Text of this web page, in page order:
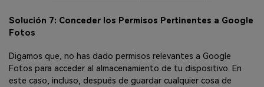
Solución 7: Conceder los Permisos Pertinentes a Google
Fotos
Digamos que, no has dado permisos relevantes a Google
Fotos para acceder al almacenamiento de tu dispositivo. En
este caso, incluso, después de guardar cualquier cosa de